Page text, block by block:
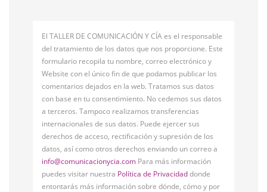
El TALLER DE COMUNICACIÓN Y CÍA es el responsable
del tratamiento de los datos que nos proporcione. Este
formulario recopila tu nombre, correo electrónico y
Website con el único fin de que podamos publicar los
comentarios dejados en la web. Tratamos sus datos
con base en tu consentimiento. No cedemos sus datos
a terceros. Tampoco realizamos transferencias
internacionales de sus datos. Puede ejercer sus
derechos de acceso, rectificación y supresión de los
datos, así como otros derechos enviando un correo a
info@comunicacionycia.com Para más información
puedes visitar nuestra Política de Privacidaddonde
entontarás más información sobre dónde, cómo y por